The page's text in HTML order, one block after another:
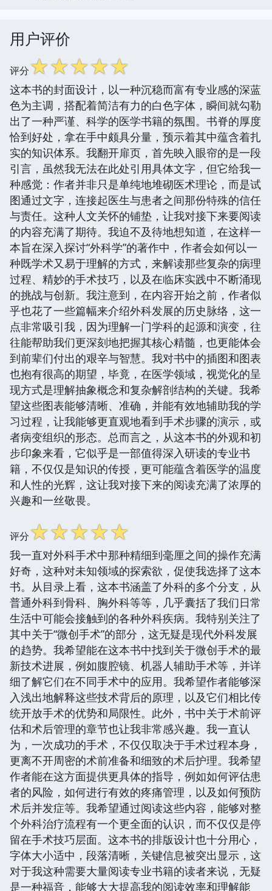
用户评价
评分☆☆☆☆☆
这本书的封面设计，以一种沉稳而富有专业感的深蓝
色为主调，搭配着简洁有力的白色字体，瞬间就勾勒
出了一种严谨、科学的医学书籍的氛围。书脊的厚度
恰到好处，拿在手中颇具分量，预示着其中蕴含着扎
实的知识体系。我翻开扉页，首先映入眼帘的是一段
引言，虽然我无法在此处引用具体文字，但它给我一
种感觉：作者并非只是单纯地堆砌医术理论，而是试
图通过文字，连接起医生与患者之间那份特殊的信任
与责任。这种人文关怀的铺垫，让我对接下来要阅读
的内容充满了期待。我迫不及待地想知道，在这样一
本旨在深入探讨“外科学”的著作中，作者会如何以一
种既学术又易于理解的方式，来解读那些复杂的病理
过程、精妙的手术技巧，以及在临床实践中不断涌现
的挑战与创新。我注意到，在内容开始之前，作者似
乎也花了一些篇幅来介绍外科发展的历史脉络，这一
点非常吸引我，因为理解一门学科的起源和演变，往
往能帮助我们更深刻地把握其核心精髓，也更能体会
到前辈们付出的艰辛与智慧。我对书中的插图和图表
也抱有很高的期望，毕竟，在医学领域，视觉化的呈
现方式是理解抽象概念和复杂解剖结构的关键。我希
望这些图表能够清晰、准确，并能有效地辅助我的学
习过程，让我能够更直观地看到手术步骤的演示，或
者病变组织的形态。总而言之，从这本书的外观和初
步印象来看，它似乎是一部值得深入研读的专业书
籍，不仅仅是知识的传授，更可能蕴含着医学的温度
和人性的光辉，这让我对接下来的阅读充满了浓厚的
兴趣和一丝敬畏。
评分☆☆☆☆☆
我一直对外科手术中那种精细到毫厘之间的操作充满
好奇，这种对未知领域的探索欲，促使我选择了这本
书。从目录上看，这本书涵盖了外科的多个分支，从
普通外科到骨科、胸外科等等，几乎囊括了我们日常
生活中可能会接触到的各种外科疾病。我特别关注了
其中关于“微创手术”的部分，这无疑是现代外科发展
的趋势。我希望能在这本书中找到关于微创手术的最
新技术进展，例如腹腔镜、机器人辅助手术等，并详
细了解它们在不同手术中的应用。我希望作者能够深
入浅出地解释这些技术背后的原理，以及它们相比传
统开放手术的优势和局限性。此外，书中关于术前评
估和术后管理的章节也让我非常感兴趣。我一直认
为，一次成功的手术，不仅仅取决于手术过程本身，
更离不开周密的术前准备和细致的术后护理。我希望
作者能在这方面提供更具体的指导，例如如何评估患
者的风险，如何进行有效的疼痛管理，以及如何预防
术后并发症等。我希望通过阅读这些内容，能够对整
个外科治疗流程有一个更全面的认识，而不仅仅是停
留在手术技巧层面。这本书的排版设计也十分用心，
字体大小适中，段落清晰，关键信息被突出显示，这
对于我这种需要大量阅读专业书籍的读者来说，无疑
是一种福音，能够大大提高我的阅读效率和理解能